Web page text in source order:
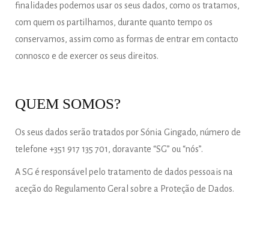
finalidades podemos usar os seus dados, como os tratamos,
com quem os partilhamos, durante quanto tempo os
conservamos, assim como as formas de entrar em contacto
connosco e de exercer os seus direitos.
QUEM SOMOS?
Os seus dados serão tratados por Sónia Gingado, número de
telefone +351 917 135 701, doravante “SG” ou “nós”.
A SG é responsável pelo tratamento de dados pessoais na
aceção do Regulamento Geral sobre a Proteção de Dados.